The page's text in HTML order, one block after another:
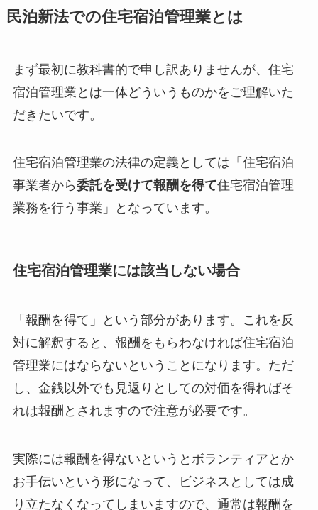
民泊新法での住宅宿泊管理業とは
まず最初に教科書的で申し訳ありませんが、住宅
宿泊管理業とは一体どういうものかをご理解いた
だきたいです。
住宅宿泊管理業の法律の定義としては「住宅宿泊
事業者から委託を受けて報酬を得て住宅宿泊管理
業務を行う事業」となっています。
住宅宿泊管理業には該当しない場合
「報酬を得て」という部分があります。これを反
対に解釈すると、報酬をもらわなければ住宅宿泊
管理業にはならないということになります。ただ
し、金銭以外でも見返りとしての対価を得ればそ
れは報酬とされますので注意が必要です。
実際には報酬を得ないというとボランティアとか
お手伝いという形になって、ビジネスとしては成
り立たなくなってしまいますので、通常は報酬を